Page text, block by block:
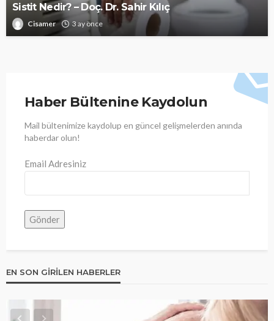
Sistit Nedir? – Doç. Dr. Sahir Kılıç
Cisamer 3 ay önce
Haber Bültenine Kaydolun
Mail bültenimize kaydolup en güncel gelişmelerden anında
haberdar olun!
Email Adresiniz
EN SON GIRILEN HABERLER